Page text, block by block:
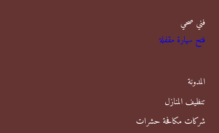
ح
ث
ن
فني صحي
فتح سيارة مقفلة
المدونة
تنظيف المنازل
شركات مكافحة حشرات